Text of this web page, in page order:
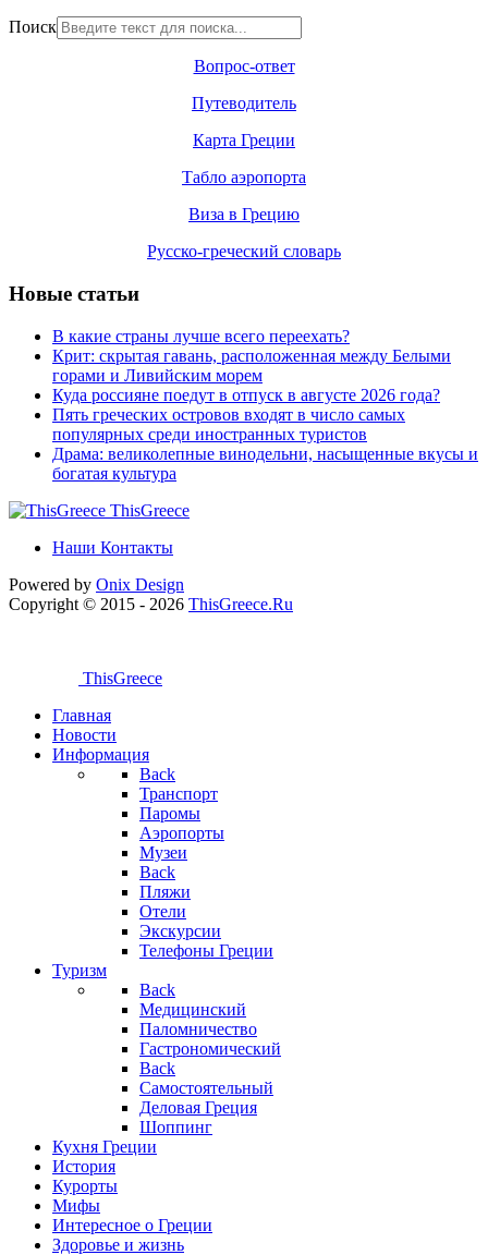
Поиск
Вопрос-ответ
Путеводитель
Карта Греции
Табло аэропорта
Виза в Грецию
Русско-греческий словарь
Новые статьи
В какие страны лучше всего переехать?
Крит: скрытая гавань, расположенная между Белыми
горами и Ливийским морем
Куда россияне поедут в отпуск в августе 2026 года?
Пять греческих островов входят в число самых
популярных среди иностранных туристов
Драма: великолепные винодельни, насыщенные вкусы и
богатая культура
ThisGreece
Наши Контакты
Powered by Onix Design
Copyright © 2015 - 2026 ThisGreece.Ru
ThisGreece
Главная
Новости
Информация
Back
Транспорт
Паромы
Аэропорты
Музеи
Back
Пляжи
Отели
Экскурсии
Телефоны Греции
Туризм
Back
Медицинский
Паломничество
Гастрономический
Back
Самостоятельный
Деловая Греция
Шоппинг
Кухня Греции
История
Курорты
Мифы
Интересное о Греции
Здоровье и жизнь